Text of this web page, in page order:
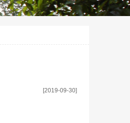
[2019-09-30]